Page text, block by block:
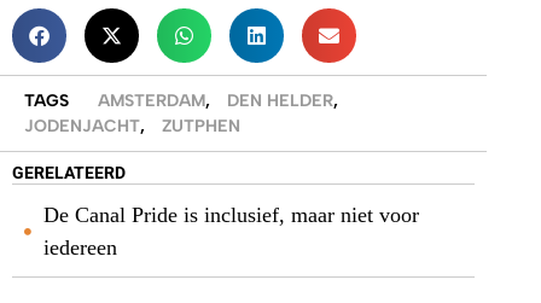
TAGS AMSTERDAM, DEN HELDER,
JODENJACHT, ZUTPHEN
GERELATEERD
De Canal Pride is inclusief, maar niet voor
iedereen